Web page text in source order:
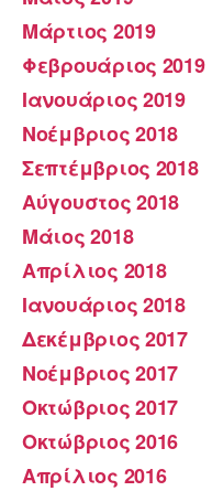
Μάρτιος 2019
Φεβρουάριος 2019
Ιανουάριος 2019
Νοέμβριος 2018
Σεπτέμβριος 2018
Αύγουστος 2018
Μάιος 2018
Απρίλιος 2018
Ιανουάριος 2018
Δεκέμβριος 2017
Νοέμβριος 2017
Οκτώβριος 2017
Οκτώβριος 2016
Απρίλιος 2016